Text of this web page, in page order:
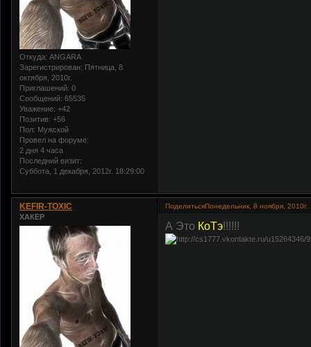
Откуда: ANGARA
Зарегистрирован: Пятница, 8
октября, 2010г.
Приглашений: 0
Сообщений: 65535
Уважение: +42
Позитив: +56
Пол: Мужской
Провел на форуме:
2 дня 4 часа
Последний визит:
Суббота, 1 декабря, 2012г. 18:29:00
ПоделитьсяПонедельник, 8 ноября,
KEFIR-TOXIC
ХАКЕР
А Это КоТэ!!!!!!